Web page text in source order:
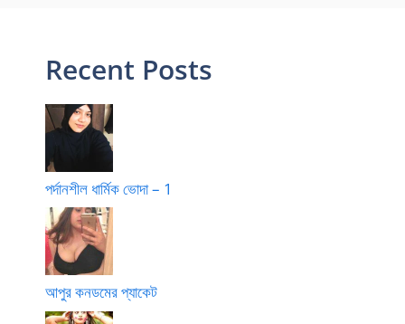
Recent Posts
পর্দানশীল ধার্মিক ভোদা – 1
আপুর কনডমের প্যাকেট